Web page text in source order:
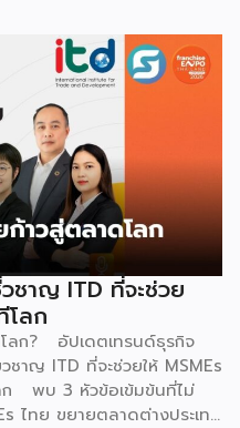
ต้องทรงตัวด้วยความแม่นยำ
ท่ารำอันตื่นตาตื่นใจ ไม่ว่าจะ
รือท่ามังกรพลิกกาย การ
หายใจ และพละกำลังเข้าด้วย
อมให้เกิดเป็นสุนทรียศาสตร์
ณชนิดนี้ นับตั้งแต่คริสต์
ด้รับการยอมรับอย่างกว้าง
ลยี มุ่งกระชับความร่วมมือ
อย่างยั่งยืน) ถือเป็นเวทีระดับ
านานาชาติ นักวิชาการ และผู้
ของอุตสาหกรรมนมทั่วโลก
กรรมนมโลกอย่างเป็น
นธ์วิทยาศาสตร์และ
ได้มอบป้ายประกาศ
รองให้เมืองฮูฮอตดำรง
อเมืองหลวงแห่ง
าร ดร.ภาวิณี ชินะโชติ
เปิดว่า การมอบตำแหน่งดัง
ที่สะท้อนความมุ่งมั่นทุ่มเท
หกรรมนม พร้อมกล่าวเสริม
ให้เป็นแรงขับเคลื่อนแก่
[…]
ชาญ ITD ที่จะช่วย
โลก
ลก? อัปเดตเทรนด์ธุรกิจ
ชาญ ITD ที่จะช่วยให้ MSMEs
ลก พบ 3 หัวข้อเข้มข้นที่ไม่
ไทย ขยายตลาดต่างประเทศ